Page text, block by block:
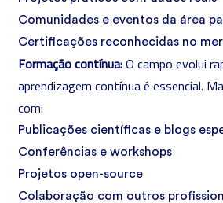
Comunidades e eventos da área
Certificações reconhecidas no
Formação contínua:O campo evolui
aprendizagem contínua é essencial.
com:
Publicações científicas e blogs
Conferências e workshops
Projetos open-source
Colaboração com outros